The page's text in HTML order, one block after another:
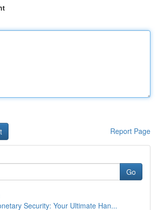
Report Page
Go
Security: Your Ultimate Han...